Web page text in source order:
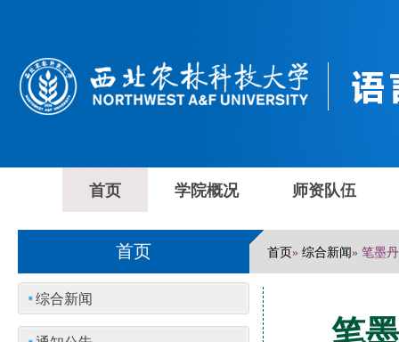
首页 学院概况 师资队伍
首页 首页» 综合新闻» 笔墨
综合新闻
笔